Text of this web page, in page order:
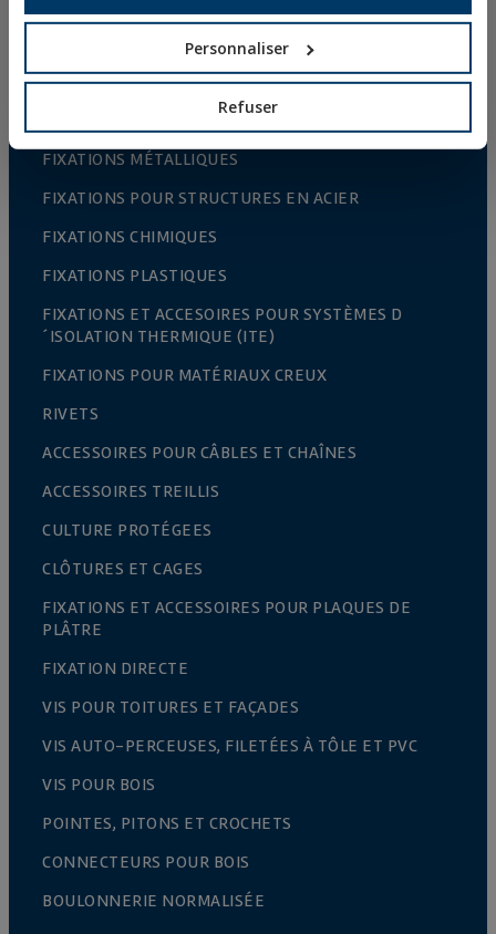
Personnaliser
Refuser
PRODUITS
FIXATIONS MÉTALLIQUES
FIXATIONS POUR STRUCTURES EN ACIER
FIXATIONS CHIMIQUES
FIXATIONS PLASTIQUES
FIXATIONS ET ACCESOIRES POUR SYSTÈMES D
´ISOLATION THERMIQUE (ITE)
FIXATIONS POUR MATÉRIAUX CREUX
RIVETS
ACCESSOIRES POUR CÂBLES ET CHAÎNES
ACCESSOIRES TREILLIS
CULTURE PROTÉGEES
CLÔTURES ET CAGES
FIXATIONS ET ACCESSOIRES POUR PLAQUES DE
PLÂTRE
FIXATION DIRECTE
VIS POUR TOITURES ET FAÇADES
VIS AUTO-PERCEUSES, FILETÉES À TÔLE ET PVC
VIS POUR BOIS
POINTES, PITONS ET CROCHETS
CONNECTEURS POUR BOIS
BOULONNERIE NORMALISÉE